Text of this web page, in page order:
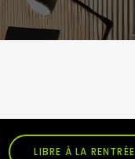
LIBRE À LA RENTRÉE